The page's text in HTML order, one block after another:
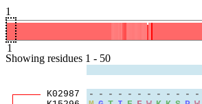
1
1
Showing residues 1 - 50
K02987
- - - - - - - - - - - -